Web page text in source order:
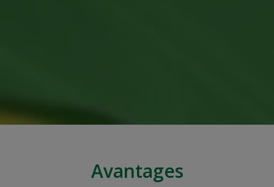
Avantages